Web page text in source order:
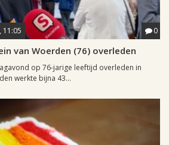
11:05 0
van Woerden (76) overleden
op 76-jarige leeftijd overleden in
werkte bijna 43...